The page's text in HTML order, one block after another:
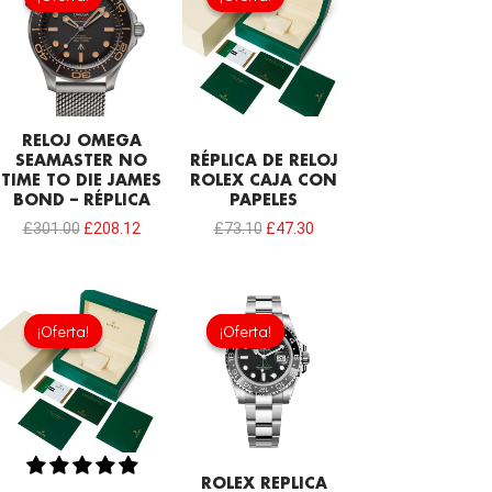
RELOJ OMEGA
SEAMASTER NO
TIME TO DIE JAMES
BOND – RÉPLICA
£301.00
era:
£301.00.
£208.12
es:
£208.12.
RÉPLICA DE RELOJ
ROLEX CAJA CON
PAPELES
£73.10
era:
£73.10.
£47.30
es:
£47.30.
¡Oferta!
¡Oferta!
El
precio
original
era:
£73.10.
El
precio
actual
es:
£55.90.
¡Oferta!
¡Oferta!
ROLEX REPLICA